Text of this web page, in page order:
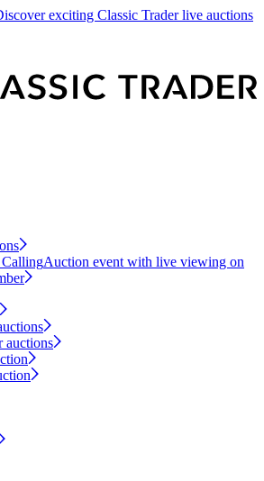
exciting Classic Trader live auctions
Auction event with live viewing on
auctions